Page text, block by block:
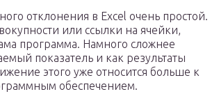
отклонения в Excel очень простой.
или ссылки на ячейки,
программа. Намного сложнее
показатель и как результаты
этого уже относится больше к
обеспечением.